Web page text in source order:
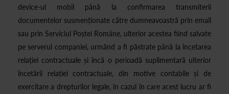
device-ul mobil până la confirmarea transmiterii
documentelor susmenționate către dumneavoastră prin email
sau prin Serviciul Poștei Române, ulterior acestea fiind salvate
pe serverul companiei, urmând a fi păstrate până la încetarea
relației contractuale și încă o perioadă suplimentară ulterior
încetării relației contractuale, din motive contabile și de
exercitare a drepturilor legale, în cazul în care acest lucru ar fi